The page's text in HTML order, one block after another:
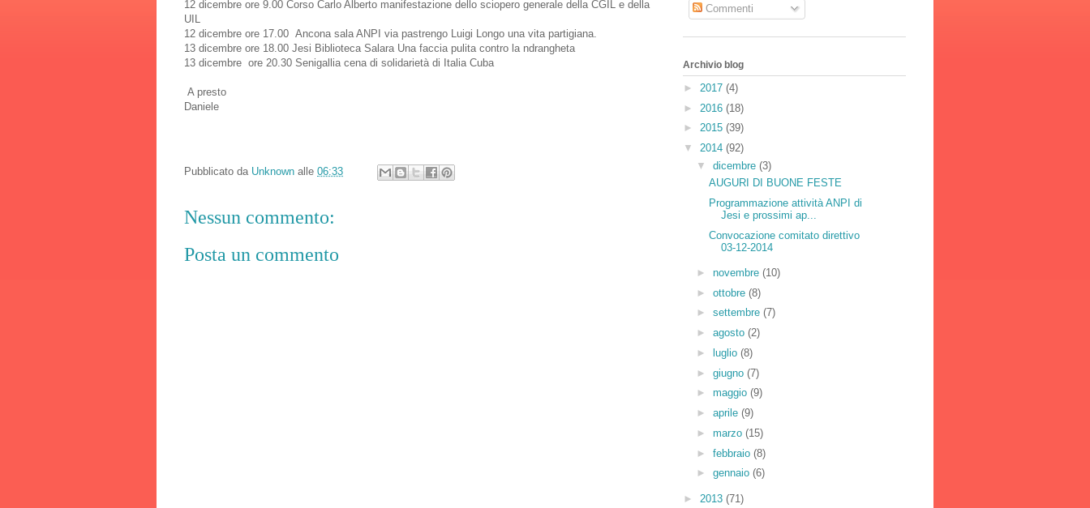
12 dicembre ore 9.00 Corso Carlo Alberto manifestazione dello sciopero generale della CGIL e della
UIL
12 dicembre ore 17.00 Ancona sala ANPI via pastrengo Luigi Longo una vita partigiana.
13 dicembre ore 18.00 Jesi Biblioteca Salara Una faccia pulita contro la ndrangheta
13 dicembre ore 20.30 Senigallia cena di solidarietà di Italia Cuba
A presto
Daniele
Pubblicato da Unknown alle 06:33
Nessun commento:
Posta un commento
Commenti
Archivio blog
► 2017 (4)
► 2016 (18)
► 2015 (39)
▼ 2014 (92)
▼ dicembre (3)
AUGURI DI BUONE FESTE
Programmazione attività ANPI di
Jesi e prossimi ap...
Convocazione comitato direttivo
03-12-2014
► novembre (10)
► ottobre (8)
► settembre (7)
► agosto (2)
►
luglio (8)
► giugno (7)
► maggio (9)
► aprile (9)
► marzo (15)
► febbraio (8)
► gennaio (6)
► 2013 (71)